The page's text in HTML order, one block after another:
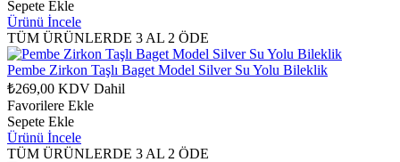
Sepete Ekle
Ürünü İncele
TÜM ÜRÜNLERDE 3 AL 2 ÖDE
Pembe Zirkon Taşlı Baget Model Silver Su Yolu Bileklik
₺269,00 KDV Dahil
Favorilere Ekle
Sepete Ekle
Ürünü İncele
TÜM ÜRÜNLERDE 3 AL 2 ÖDE